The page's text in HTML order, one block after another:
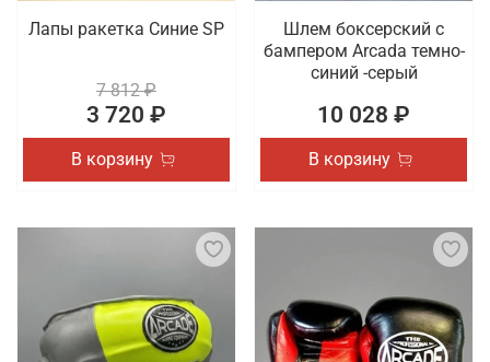
Лапы ракетка Синие SP
7 812 ₽
3 720 ₽
В корзину
Шлем боксерский с
бампером Arcada темно-
синий -серый
10 028 ₽
В корзину